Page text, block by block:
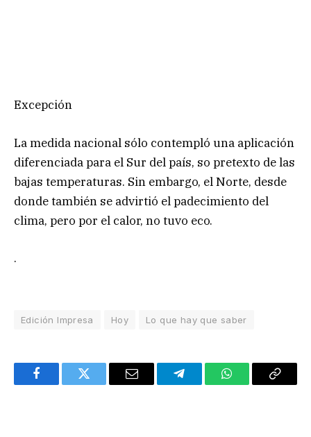
Excepción
La medida nacional sólo contempló una aplicación
diferenciada para el Sur del país, so pretexto de las
bajas temperaturas. Sin embargo, el Norte, desde
donde también se advirtió el padecimiento del
clima, pero por el calor, no tuvo eco.
.
Edición Impresa Hoy Lo que hay que saber
FacebookTwitter Email TelegramWhatsAppCopy